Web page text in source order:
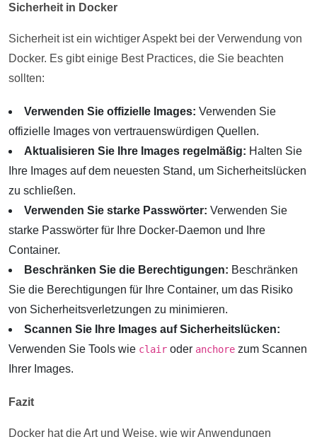
Sicherheit in Docker
Sicherheit ist ein wichtiger Aspekt bei der Verwendung von
Docker. Es gibt einige Best Practices, die Sie beachten
sollten:
Verwenden Sie offizielle Images: Verwenden Sie
offizielle Images von vertrauenswürdigen Quellen.
Aktualisieren Sie Ihre Images regelmäßig: Halten Sie
Ihre Images auf dem neuesten Stand, um Sicherheitslücken
zu schließen.
Verwenden Sie starke Passwörter: Verwenden Sie
starke Passwörter für Ihre Docker-Daemon und Ihre
Container.
Beschränken Sie die Berechtigungen: Beschränken
Sie die Berechtigungen für Ihre Container, um das Risiko
von Sicherheitsverletzungen zu minimieren.
Scannen Sie Ihre Images auf Sicherheitslücken:
Verwenden Sie Tools wie clair oder anchore zum Scannen
Ihrer Images.
Fazit
Docker hat die Art und Weise, wie wir Anwendungen